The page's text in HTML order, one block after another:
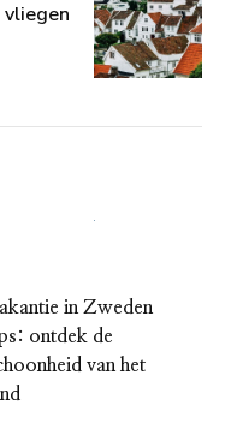
vliegen
in Zweden
ontdek de
van het